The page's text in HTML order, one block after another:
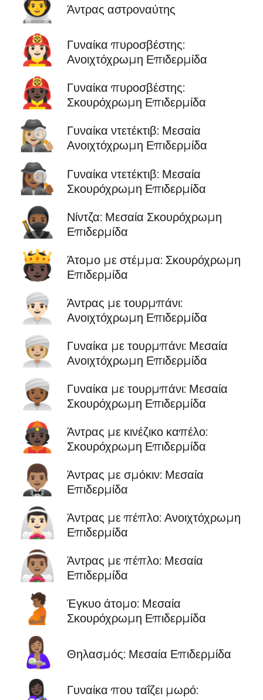
👨‍🚀 Άντρας αστροναύτης
👩🏻‍🚒
Γυναίκα πυροσβέστης:
Ανοιχτόχρωμη Επιδερμίδα
👩🏿‍🚒
Γυναίκα πυροσβέστης:
Σκουρόχρωμη Επιδερμίδα
🕵🏼‍♀️
Γυναίκα ντετέκτιβ: Μεσαία
Ανοιχτόχρωμη Επιδερμίδα
🕵🏾‍♀️
Γυναίκα ντετέκτιβ: Μεσαία
Σκουρόχρωμη Επιδερμίδα
🥷🏾
Νίντζα: Μεσαία Σκουρόχρωμη
Επιδερμίδα
🫅🏿
Άτομο με στέμμα: Σκουρόχρωμη
Επιδερμίδα
👳🏻‍♂️
Άντρας με τουρμπάνι:
Ανοιχτόχρωμη Επιδερμίδα
👳🏼‍♀️
Γυναίκα με τουρμπάνι: Μεσαία
Ανοιχτόχρωμη Επιδερμίδα
👳🏾‍♀️
Γυναίκα με τουρμπάνι: Μεσαία
Σκουρόχρωμη Επιδερμίδα
👲🏿
Άντρας με κινέζικο καπέλο:
Σκουρόχρωμη Επιδερμίδα
🤵🏽‍♂️
Άντρας με σμόκιν: Μεσαία
Επιδερμίδα
👰🏻‍♂️
Άντρας με πέπλο: Ανοιχτόχρωμη
Επιδερμίδα
👰🏽‍♂️
Άντρας με πέπλο: Μεσαία
Επιδερμίδα
🫄🏾
Έγκυο άτομο: Μεσαία
Σκουρόχρωμη Επιδερμίδα
🤱🏽 Θηλασμός: Μεσαία Επιδερμίδα
Γυναίκα που ταΐζει μωρό: